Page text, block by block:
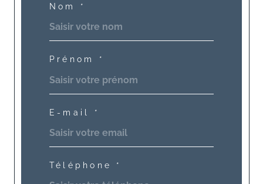
Nom *
Prénom *
E-mail *
Téléphone *